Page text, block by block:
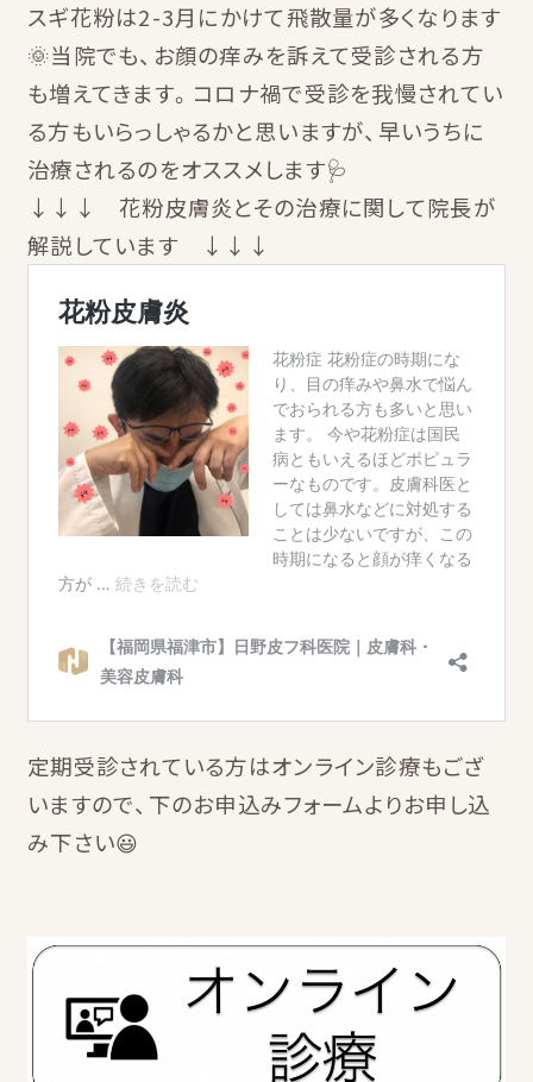
スギ花粉は2-3月にかけて飛散量が多くなります
🌞当院でも、お顔の痒みを訴えて受診される方
も増えてきます。コロナ禍で受診を我慢されてい
る方もいらっしゃるかと思いますが、早いうちに
治療されるのをオススメします🩺
↓↓↓ 花粉皮膚炎とその治療に関して院長が
解説しています ↓↓↓
定期受診されている方はオンライン診療もござ
いますので、下のお申込みフォームよりお申し込
み下さい😃